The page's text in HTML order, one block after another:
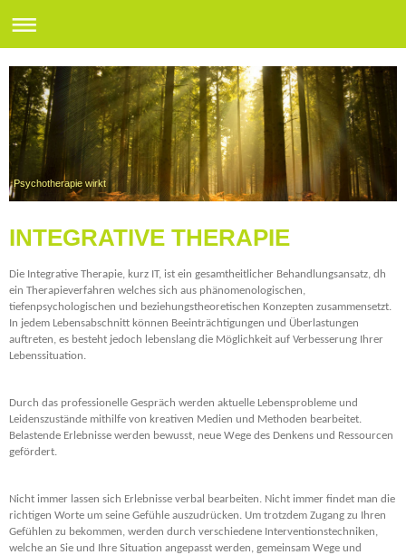
Psychotherapie wirkt
INTEGRATIVE THERAPIE
Die Integrative Therapie, kurz IT, ist ein gesamtheitlicher Behandlungsansatz, dh
ein Therapieverfahren welches sich aus phänomenologischen,
tiefenpsychologischen und beziehungstheoretischen Konzepten zusammensetzt.
In jedem Lebensabschnitt können Beeinträchtigungen und Überlastungen
auftreten, es besteht jedoch lebenslang die Möglichkeit auf Verbesserung Ihrer
Lebenssituation.
Durch das professionelle Gespräch werden aktuelle Lebensprobleme und
Leidenszustände mithilfe von kreativen Medien und Methoden bearbeitet.
Belastende Erlebnisse werden bewusst, neue Wege des Denkens und Ressourcen
gefördert.
Nicht immer lassen sich Erlebnisse verbal bearbeiten. Nicht immer findet man die
richtigen Worte um seine Gefühle auszudrücken. Um trotzdem Zugang zu Ihren
Gefühlen zu bekommen, werden durch verschiedene Interventionstechniken,
welche an Sie und Ihre Situation angepasst werden, gemeinsam Wege und